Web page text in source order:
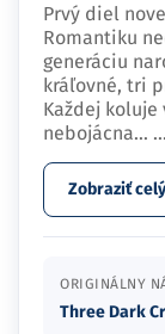
Prvý diel
Romantiku
generáciu
kráľovné, tri
Každej
nebojácna… ...
Zobraziť
ORIGINÁLNY
Three Dark